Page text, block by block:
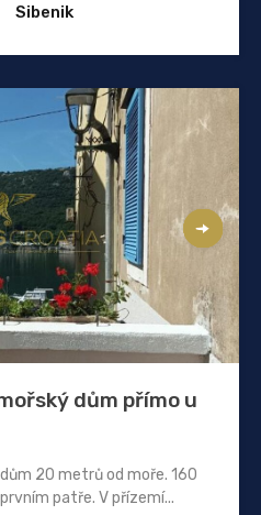
Sibenik
dům přímo u
20 metrů od moře. 160
patře. V přízemí...